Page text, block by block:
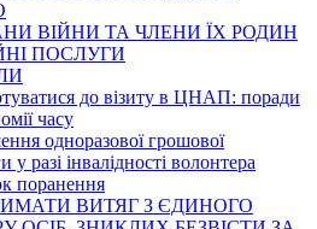
ВІЙНИ ТА ЧЛЕНИ ЇХ РОДИН
ПОСЛУГИ
до візиту в ЦНАП: поради
часу
одноразової грошової
у разі інвалідності волонтера
поранення
ВИТЯГ З ЄДИНОГО